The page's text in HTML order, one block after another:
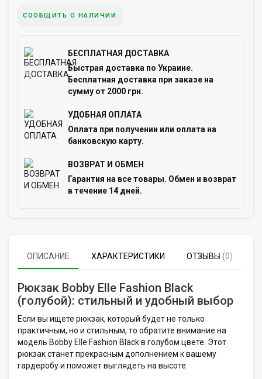
СООБЩИТЬ О НАЛИЧИИ
БЕСПЛАТНАЯ ДОСТАВКА
Быстрая доставка по Украине.
Бесплатная доставка при заказе на
сумму от 2000 грн.
УДОБНАЯ ОПЛАТА
Оплата при получении или оплата на
банковскую карту.
ВОЗВРАТ И ОБМЕН
Гарантия на все товары. Обмен и возврат
в течение 14 дней.
ОПИСАНИЕ ХАРАКТЕРИСТИКИ ОТЗЫВЫ (0)
Рюкзак Bobby Elle Fashion Black
(голубой): стильный и удобный выбор
Если вы ищете рюкзак, который будет не только
практичным, но и стильным, то обратите внимание на
модель Bobby Elle Fashion Black в голубом цвете. Этот
рюкзак станет прекрасным дополнением к вашему
гардеробу и поможет выглядеть на высоте.